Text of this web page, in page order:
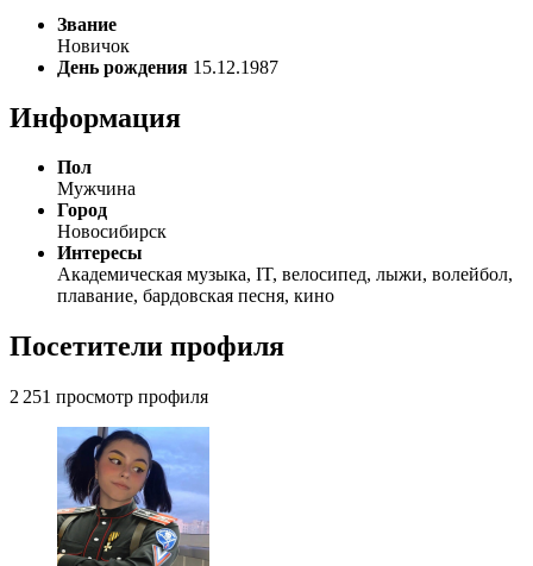
Звание
Новичок
День рождения 15.12.1987
Информация
Пол
Мужчина
Город
Новосибирск
Интересы
Академическая музыка, IT, велосипед, лыжи, волейбол,
плавание, бардовская песня, кино
Посетители профиля
2 251 просмотр профиля